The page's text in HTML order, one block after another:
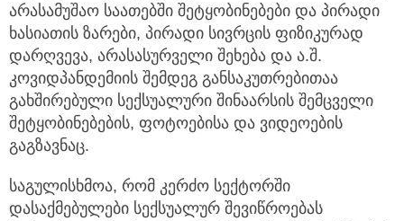
არასამუშაო საათებში შეტყობინებები და პირადი
ხასიათის ზარები, პირადი სივრცის ფიზიკურად
დარღვევა, არასასურველი შეხება და ა.შ.
კოვიდპანდემიის შემდეგ განსაკუთრებითაა
გახშირებული სექსუალური შინაარსის შემცველი
შეტყობინებების, ფოტოებისა და ვიდეოების
გაგზავნაც.
საგულისხმოა, რომ კერძო სექტორში
დასაქმებულები სექსუალურ შევიწროებას